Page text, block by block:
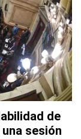
de
sesión